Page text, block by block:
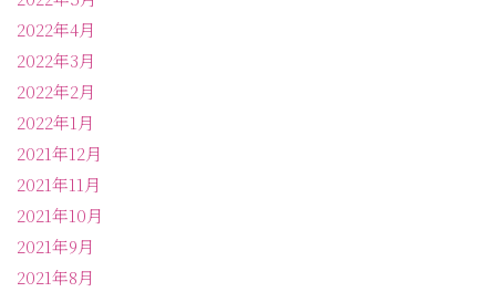
2022年4月
2022年3月
2022年2月
2022年1月
2021年12月
2021年11月
2021年10月
2021年9月
2021年8月